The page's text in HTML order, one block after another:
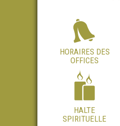
HORAIRES DES
OFFICES
HALTE
SPIRITUELLE